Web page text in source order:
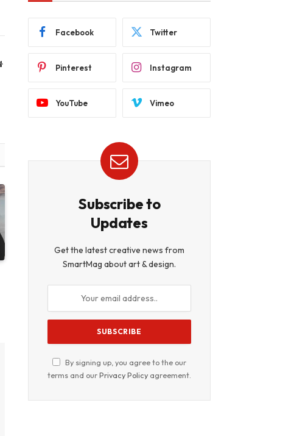
Website
Facebook Twitter
Pinterest Instagram
YouTube Vimeo
Subscribe to
Updates
Get the latest creative news from
SmartMag about art & design.
By signing up, you agree to the our
terms and ourPrivacy Policy agreement.